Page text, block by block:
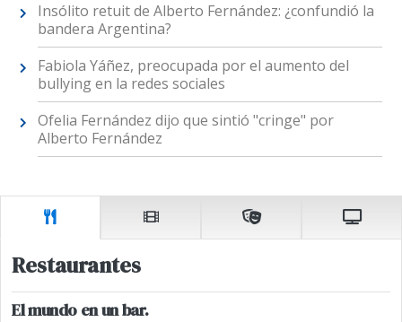
Insólito retuit de Alberto Fernández: ¿confundió la
bandera Argentina?
Fabiola Yáñez, preocupada por el aumento del
bullying en la redes sociales
Ofelia Fernández dijo que sintió "cringe" por
Alberto Fernández
Restaurantes
El mundo en un bar.